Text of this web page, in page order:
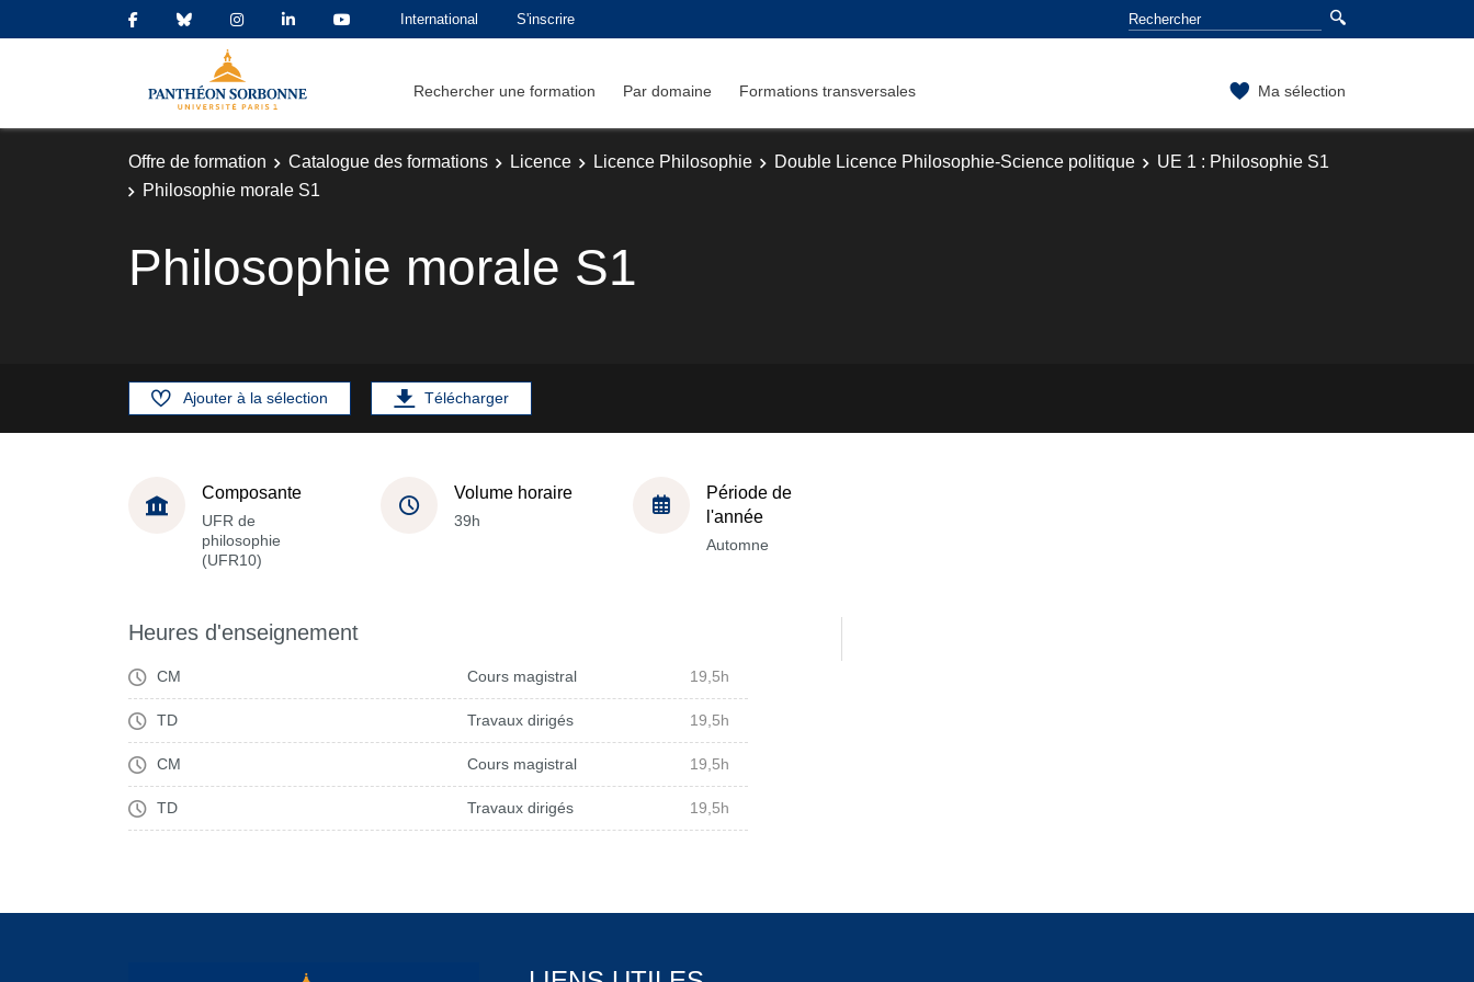
International S'inscrire
Rechercher une formation Par domaine Formations transversales Ma sélection
Offre de formation Catalogue des formations Licence Licence Philosophie Double Licence Philosophie-Science politique
UE 1 : Philosophie S1
Philosophie morale S1
Philosophie morale S1
Ajouter à la sélection Télécharger
Composante
UFR de
philosophie
(UFR10)
Volume horaire
39h
Période de
l'année
Automne
Heures d'enseignement
CM Cours magistral 19,5h
TD Travaux dirigés 19,5h
CM Cours magistral 19,5h
TD Travaux dirigés 19,5h